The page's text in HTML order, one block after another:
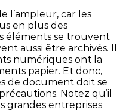
l’ampleur, car les
en plus des
éléments se trouvent
aussi être archivés. Il
numériques ont la
papier. Et donc,
de document doit se
Notez qu’il
grandes entreprises